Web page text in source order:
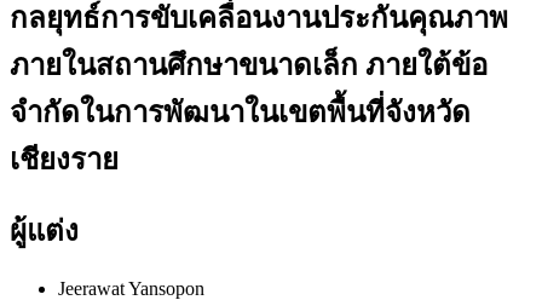
กลยุทธ์การขับเคลื่อนงานประกันคุณภาพ
ภายในสถานศึกษาขนาดเล็ก ภายใต้ข้อ
จำกัดในการพัฒนาในเขตพื้นที่จังหวัด
เชียงราย
ผู้แต่ง
Jeerawat Yansopon